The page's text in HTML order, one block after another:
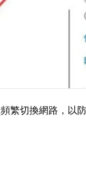
繁切換網路，以